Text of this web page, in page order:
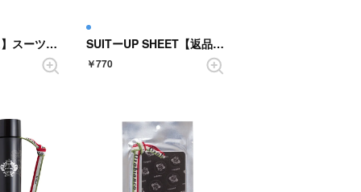
【ユニセックス】スーツアップシートazzurro 4個セット【返品不可商品】 （AZZURRO） SUITーUP SHEET【返品不可商品】 （AZZURRO）
￥770